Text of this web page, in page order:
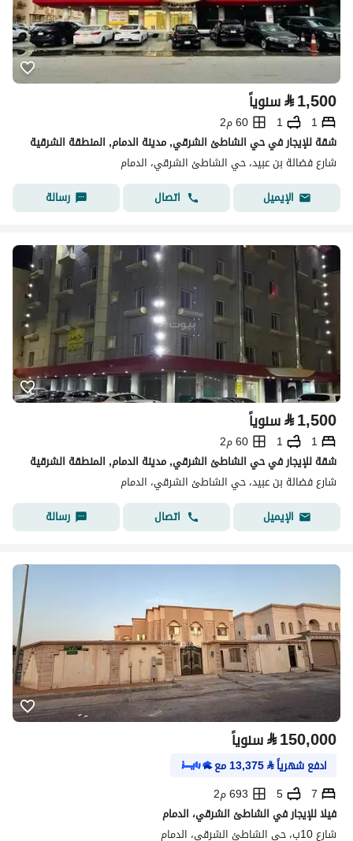
⃁1,500 سنوياً
1
1
60 م2
شقة للإيجار في حي الشاطئ الشرقي, مدينة الدمام, المنطقة الشرقية
شارع فضالة بن عبيد، حي الشاطئ الشرقي، الدمام
الإيميل
اتصال رسالة
⃁1,500 سنوياً
1
1
60 م2
شقة للإيجار في حي الشاطئ الشرقي, مدينة الدمام, المنطقة الشرقية
شارع فضالة بن عبيد، حي الشاطئ الشرقي، الدمام
الإيميل
اتصال رسالة
⃁150,000 سنوياً
ادفع شهرياً⃁
13,375مع
7
5
693 م2
فيلا للإيجار في الشاطئ الشرقي، الدمام
شارع 10ب، حي الشاطئ الشرقي، الدمام